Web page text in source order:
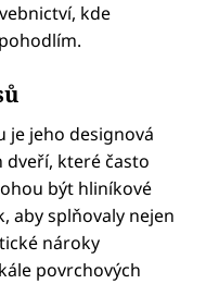
kde
je jeho designová
dveří, které často
být hliníkové
aby splňovaly nejen
nároky
povrchových